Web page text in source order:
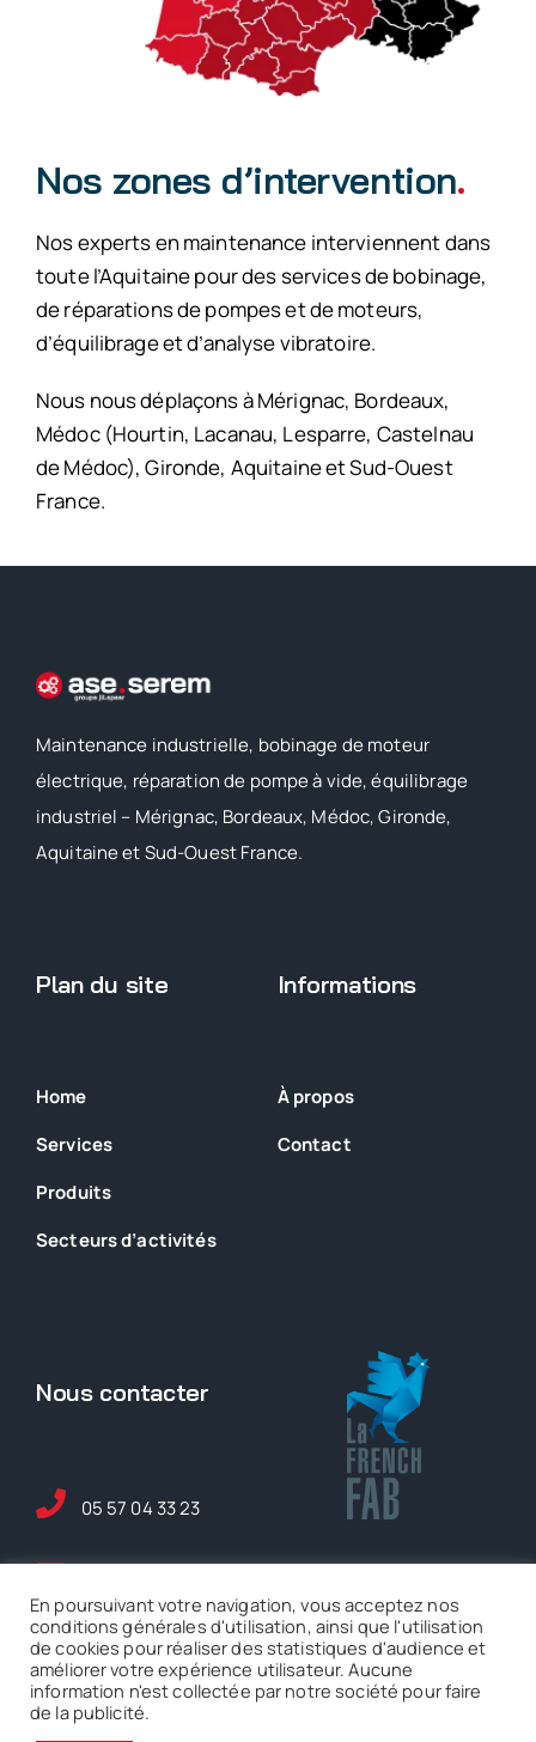
Nos zones d’intervention.
Nos experts en maintenance interviennent dans
toute l’Aquitaine pour des services de bobinage,
de réparations de pompes et de moteurs,
d’équilibrage et d’analyse vibratoire.
Nous nous déplaçons à Mérignac, Bordeaux,
Médoc (Hourtin, Lacanau, Lesparre, Castelnau
de Médoc), Gironde, Aquitaine et Sud-Ouest
France.
Maintenance industrielle, bobinage de moteur
électrique, réparation de pompe à vide, équilibrage
industriel – Mérignac, Bordeaux, Médoc, Gironde,
Aquitaine et Sud-Ouest France.
Plan du site
Home
Services
Produits
Secteursd’activités
Informations
À propos
Contact
Nous contacter
05 57 04 33 23
serem.fr
5 rue Ferdinand de
Lesseps Mérignac
En poursuivant votre navigation, vous acceptez nos
conditions générales d'utilisation, ainsi que l'utilisation
de cookies pour réaliser des statistiques d'audience et
améliorer votre expérience utilisateur. Aucune
information n'est collectée par notre société pour faire
de la publicité.